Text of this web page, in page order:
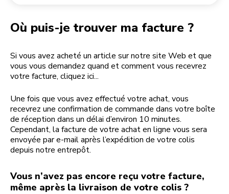
Où puis-je trouver ma facture ?
Si vous avez acheté un article sur notre site Web et que
vous vous demandez quand et comment vous recevrez
votre facture, cliquez ici...
Une fois que vous avez effectué votre achat, vous
recevrez une confirmation de commande dans votre boîte
de réception dans un délai d’environ 10 minutes.
Cependant, la facture de votre achat en ligne vous sera
envoyée par e-mail après l’expédition de votre colis
depuis notre entrepôt.
Vous n’avez pas encore reçu votre facture,
même après la livraison de votre colis ?